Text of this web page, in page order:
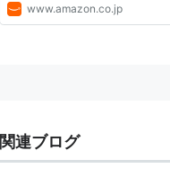
www.amazon.co.jp
関連ブログ